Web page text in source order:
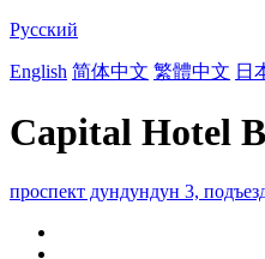
Русский
English 简体中文 繁體中文 日
Capital Hotel
проспект дундундун 3,